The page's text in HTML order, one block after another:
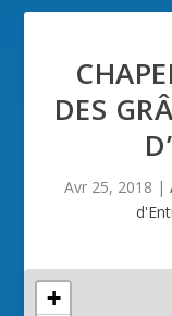
DES
Avr 25, 2018 |
+